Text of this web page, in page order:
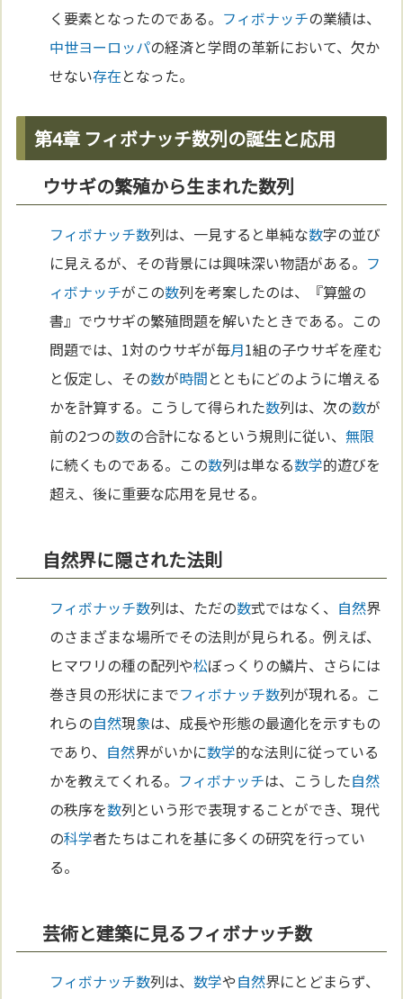
く要素となったのである。 フィボナッチの業績は、
中世ヨーロッパの経済と学問の革新において、欠か
せない存在となった。
第4章 フィボナッチ数列の誕生と応用
ウサギの繁殖から生まれた数列
フィボナッチ数列は、一見すると単純な数字の並び
に見えるが、その背景には興味深い物語がある。 フ
ィボナッチがこの数列を考案したのは、『算盤の
書』でウサギの繁殖問題を解いたときである。この
問題では、1対のウサギが毎月1組の子ウサギを産む
と仮定し、その数が時間とともにどのように増える
かを計算する。こうして得られた数列は、次の数が
前の2つの数の合計になるという規則に従い、無限
に続くものである。この数列は単なる数学的遊びを
超え、後に重要な応用を見せる。
自然界に隠された法則
フィボナッチ数列は、ただの数式ではなく、 自然界
のさまざまな場所でその法則が見られる。例えば、
ヒマワリの種の配列や松ぼっくりの鱗片、さらには
巻き貝の形状にまでフィボナッチ数列が現れる。こ
れらの自然現象は、成長や形態の最適化を示すもの
であり、 自然界がいかに数学的な法則に従っている
かを教えてくれる。 フィボナッチは、こうした自然
の秩序を数列という形で表現することができ、現代
の科学者たちはこれを基に多くの研究を行ってい
る。
芸術と建築に見るフィボナッチ数
フィボナッチ数列は、数学や自然界にとどまらず、